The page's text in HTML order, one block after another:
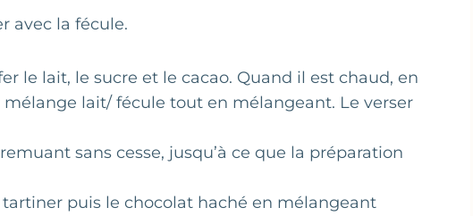
avec la fécule.
le lait, le sucre et le cacao. Quand il est chaud, en
lait/ fécule tout en mélangeant. Le verser
sans cesse, jusqu’à ce que la préparation
puis le chocolat haché en mélangeant